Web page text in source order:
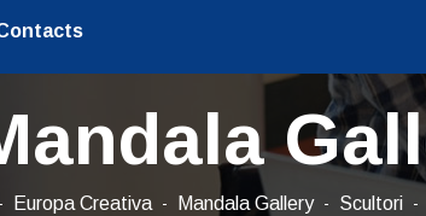
Europa Creativa Mandala Gallery Scultori